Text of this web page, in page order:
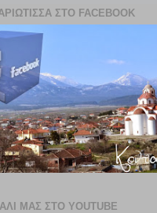
ΣΤΟ FACEBOOK
ΜΑΣ ΣΤΟ YOUTUBE